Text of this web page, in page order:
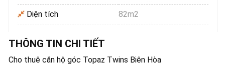
Diện tích 82m2
THÔNG TIN CHI TIẾT
Cho thuê căn hộ góc Topaz Twins Biên Hòa